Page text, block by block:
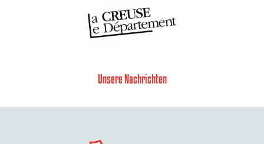
Unsere Nachrichten